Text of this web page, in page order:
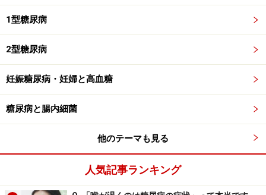
いファイバーや糖アルコールを差し引いて、小さな数値
にしたものを"net carbs"とか"impact carbs"、"net
effective carbs"と銘打って低炭水化物ダイエットブーム
に乗り遅れないようにしたのです。
糖尿病とnet carbs
では、ファイバーや糖アルコールが全く血糖値を上げな
いかというと、必ずしもそうとは言えません。例えば糖
アルコールにはソルビトールやキシリトールなどのよく
知られた物以外にもいろいろな種類があって、エネルギ
1型糖尿病
2型糖尿病
妊娠糖尿病・妊婦と高血糖
糖尿病と腸内細菌
他のテーマも見る
人気記事ランキング